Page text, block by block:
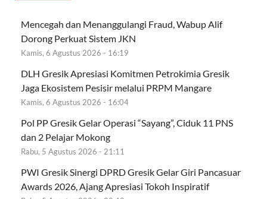
Mencegah dan Menanggulangi Fraud, Wabup Alif
Dorong Perkuat Sistem JKN
Kamis, 6 Agustus 2026 - 16:19
DLH Gresik Apresiasi Komitmen Petrokimia Gresik
Jaga Ekosistem Pesisir melalui PRPM Mangare
Kamis, 6 Agustus 2026 - 16:04
Pol PP Gresik Gelar Operasi “Sayang”, Ciduk 11 PNS
dan 2 Pelajar Mokong
Rabu, 5 Agustus 2026 - 21:11
PWI Gresik Sinergi DPRD Gresik Gelar Giri Pancasuar
Awards 2026, Ajang Apresiasi Tokoh Inspiratif